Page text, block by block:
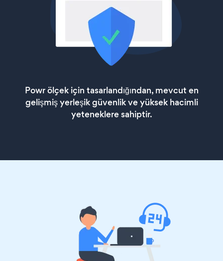
Powr ölçek için tasarlandığından, mevcut en
gelişmiş yerleşik güvenlik ve yüksek hacimli
yeteneklere sahiptir.